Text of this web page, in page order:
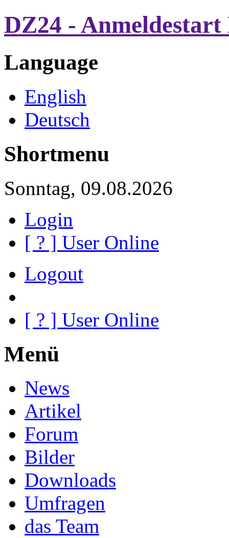
DZ24 -
Language
English
Deutsch
Shortmenu
Sonntag, 09.08.2026
Login
[ ? ] User Online
Logout
[ ? ] User Online
Menü
News
Artikel
Forum
Bilder
Downloads
Umfragen
das Team